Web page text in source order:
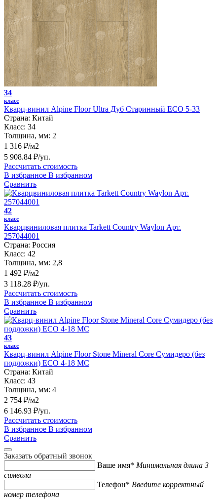
34
класс
Кварц-винил Alpine Floor Ultra Дуб Старинный ЕСО 5-33
Страна: Китай
Класс: 34
Толщина, мм: 2
1 316 ₽/м2
5 908.84 ₽/уп.
Рассчитать стоимость
В избранное В избранном
Сравнить
42
класс
Кварцвиниловая плитка Tarkett Country Waylon Арт.
257044001
Страна: Россия
Класс: 42
Толщина, мм: 2,8
1 492 ₽/м2
3 118.28 ₽/уп.
Рассчитать стоимость
В избранное В избранном
Сравнить
43
класс
Кварц-винил Alpine Floor Stone Mineral Core Сумидеро (без
подложки) ЕСО 4-18 MC
Страна: Китай
Класс: 43
Толщина, мм: 4
2 754 ₽/м2
6 146.93 ₽/уп.
Рассчитать стоимость
В избранное В избранном
Сравнить
Заказать обратный звонок
Ваше имя* Минимальная длина 3
символа
Телефон* Введите корректный
номер телефона